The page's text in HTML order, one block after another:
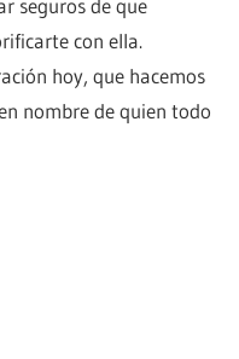
con ella.
hoy, que hacemos
nombre de quien todo